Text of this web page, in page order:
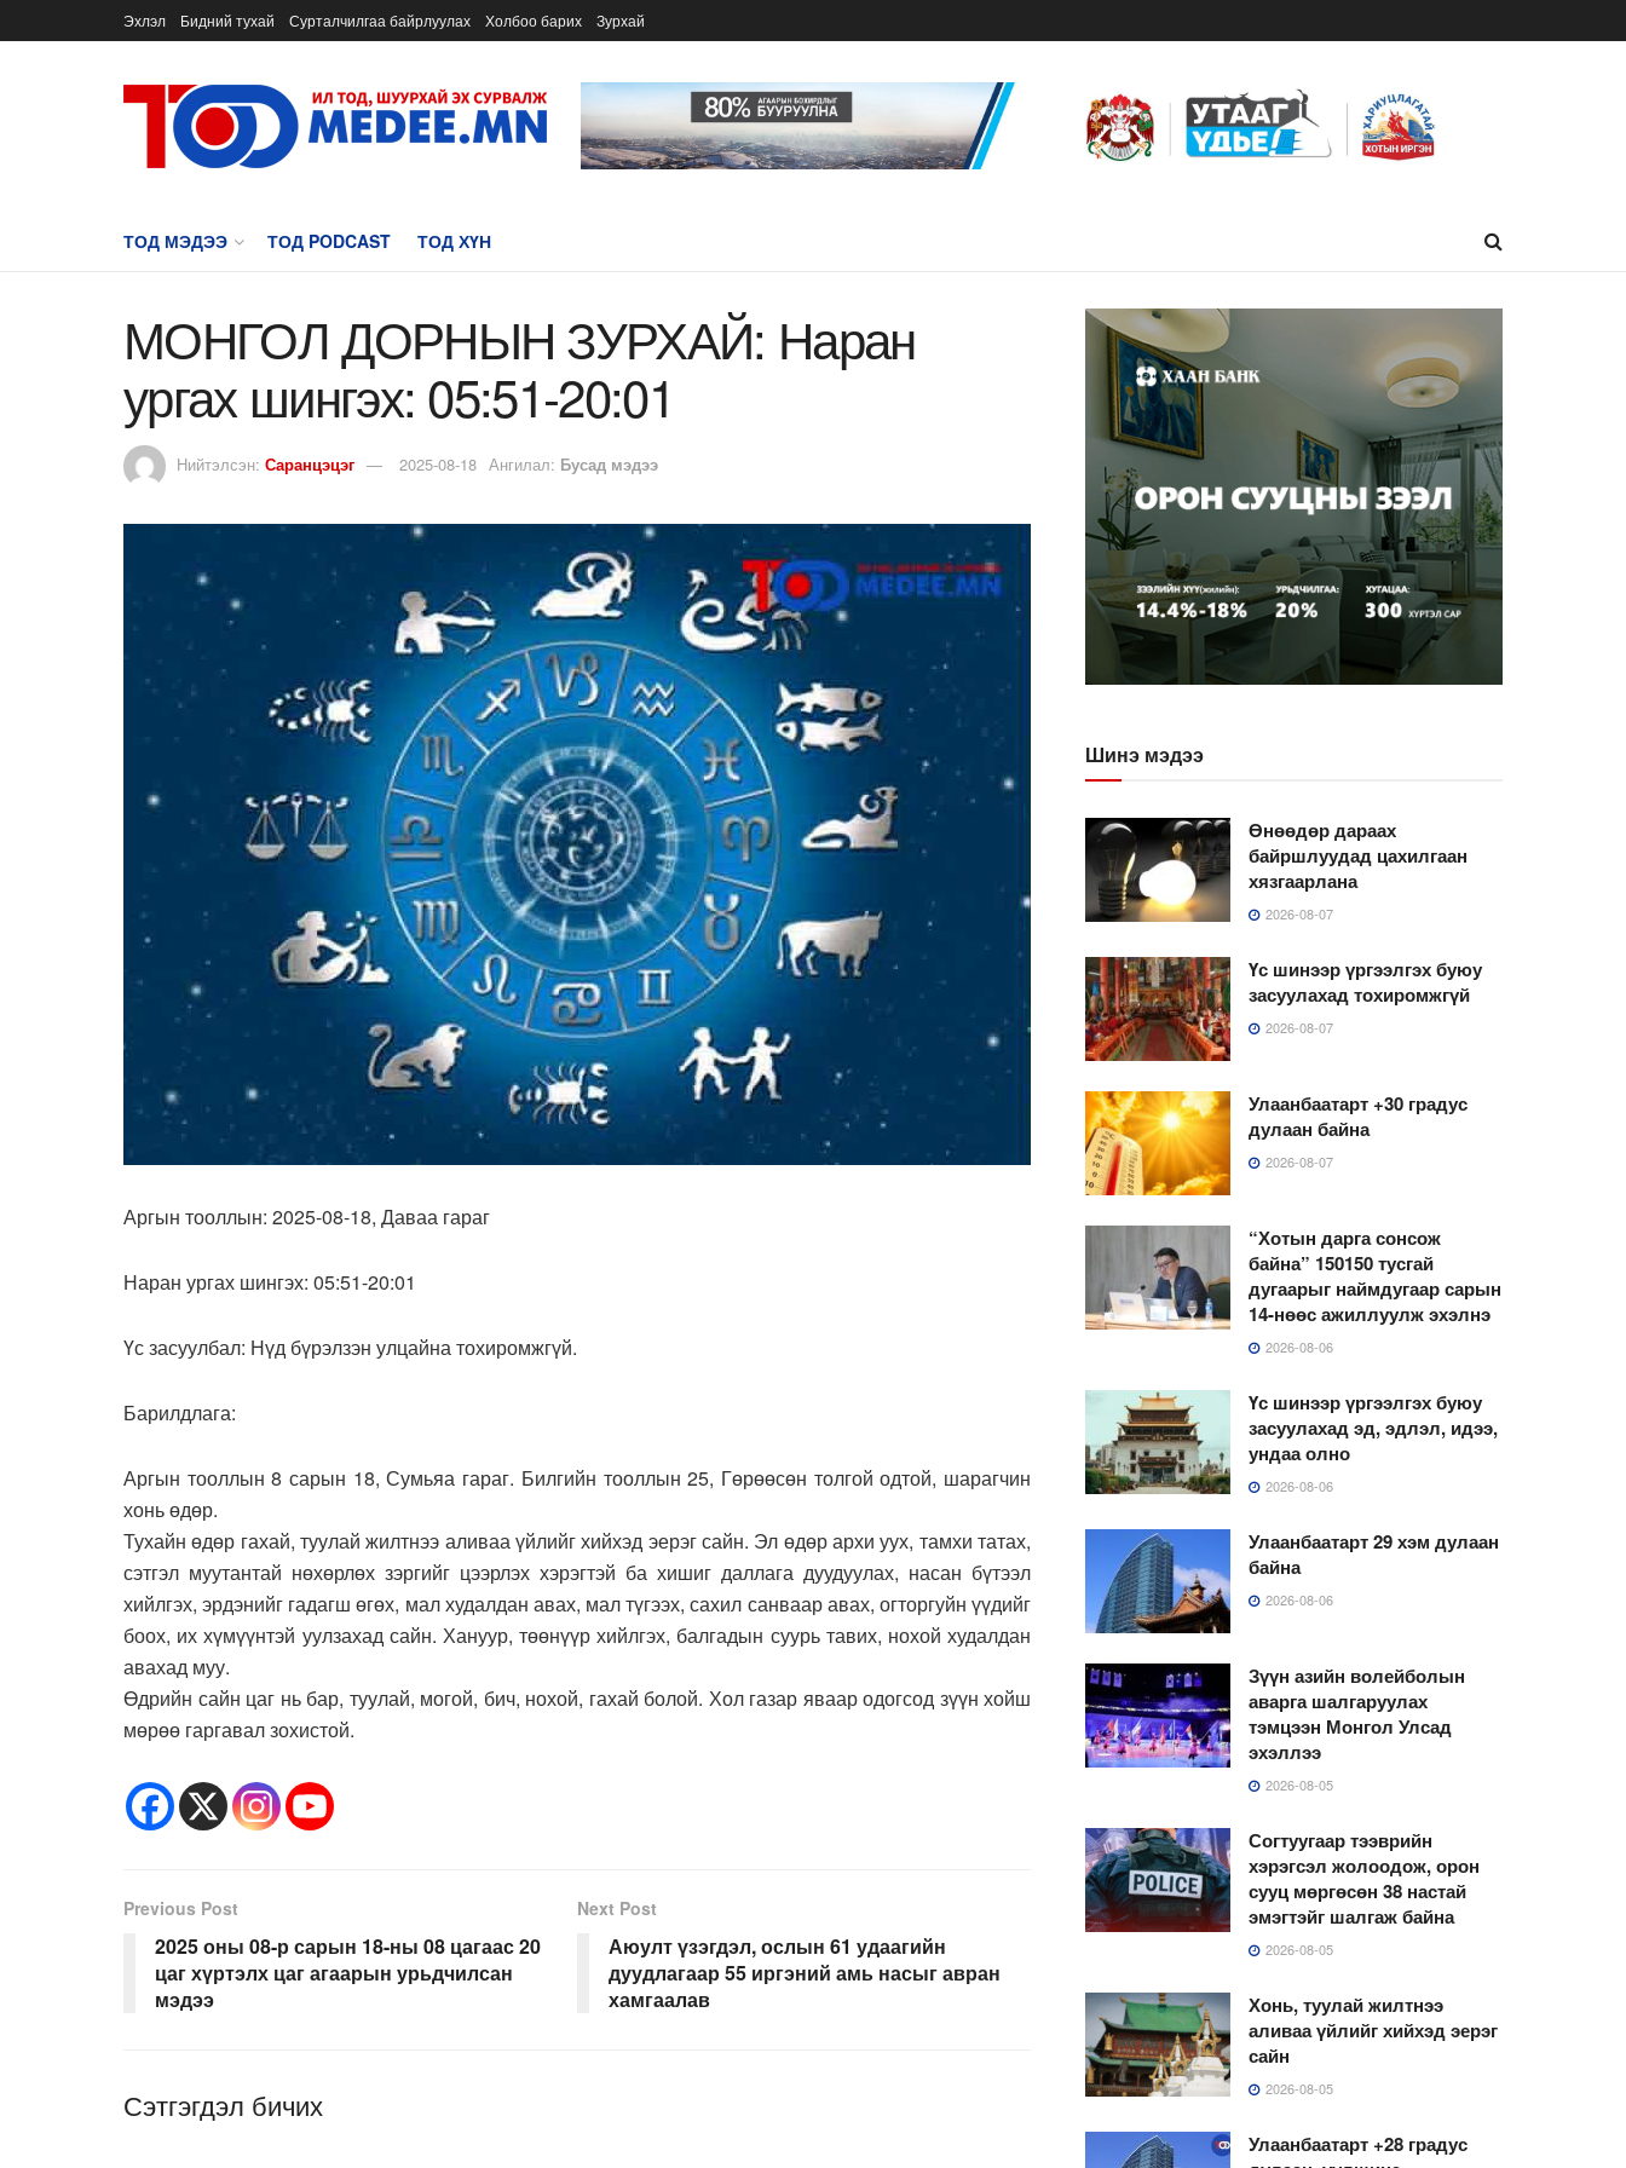
Эхлэл Бидний тухай Сурталчилгаа байрлуулах Холбоо барих Зурхай
ТОД МЭДЭЭ ТОД PODCAST ТОД ХҮН
МОНГОЛ ДОРНЫН ЗУРХАЙ: Наран
ургах шингэх: 05:51-20:01
Нийтэлсэн: Саранцэцэг 2025-08-18 Ангилал: Бусад мэдээ
Аргын тооллын: 2025-08-18, Даваа гараг
Наран ургах шингэх: 05:51-20:01
Үс засуулбал: Нүд бүрэлзэн улцайна тохиромжгүй.
Барилдлага:
Аргын тооллын 8 сарын 18, Сумьяа гараг. Билгийн тооллын 25, Гөрөөсөн толгой одтой, шарагчин
хонь өдөр.
Тухайн өдөр гахай, туулай жилтнээ аливаа үйлийг хийхэд эерэг сайн. Эл өдөр архи уух, тамхи татах,
сэтгэл муутантай нөхөрлөх зэргийг цээрлэх хэрэгтэй ба хишиг даллага дуудуулах, насан бүтээл
хийлгэх, эрдэнийг гадагш өгөх, мал худалдан авах, мал түгээх, сахил санваар авах, огторгуйн үүдийг
боох, их хүмүүнтэй уулзахад сайн. Хануур, төөнүүр хийлгэх, балгадын суурь тавих, нохой худалдан
авахад муу.
Өдрийн сайн цаг нь бар, туулай, могой, бич, нохой, гахай болой. Хол газар яваар одогсод зүүн хойш
мөрөө гаргавал зохистой.
Previous Post
2025 оны 08-р сарын 18-ны 08 цагаас 20
цаг хүртэлх цаг агаарын урьдчилсан
мэдээ
Next Post
Аюулт үзэгдэл, ослын 61 удаагийн
дуудлагаар 55 иргэний амь насыг авран
хамгаалав
Сэтгэгдэл бичих
Шинэ мэдээ
Өнөөдөр дараах
байршлуудад цахилгаан
хязгаарлана
2026-08-07
Үс шинээр үргээлгэх буюу
засуулахад тохиромжгүй
2026-08-07
Улаанбаатарт +30 градус
дулаан байна
2026-08-07
“Хотын дарга сонсож
байна” 150150 тусгай
дугаарыг наймдугаар сарын
14-нөөс ажиллуулж эхэлнэ
2026-08-06
Үс шинээр үргээлгэх буюу
засуулахад эд, эдлэл, идээ,
ундаа олно
2026-08-06
Улаанбаатарт 29 хэм дулаан
байна
2026-08-06
Зүүн азийн волейболын
аварга шалгаруулах
тэмцээн Монгол Улсад
эхэллээ
2026-08-05
Согтуугаар тээврийн
хэрэгсэл жолоодож, орон
сууц мөргөсөн 38 настай
эмэгтэйг шалгаж байна
2026-08-05
Хонь, туулай жилтнээ
аливаа үйлийг хийхэд эерэг
сайн
2026-08-05
Улаанбаатарт +28 градус